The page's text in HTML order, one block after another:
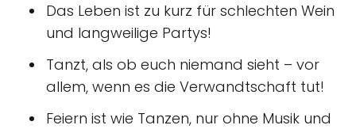
Das Leben ist zu kurz für schlechten Wein
und langweilige Partys!
Tanzt, als ob euch niemand sieht – vor
allem, wenn es die Verwandtschaft tut!
Feiern ist wie Tanzen, nur ohne Musik und